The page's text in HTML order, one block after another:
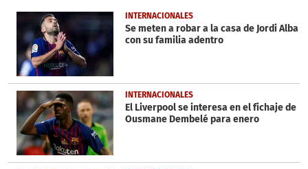
1
minute,
seconds
INTERNACIONALES
Se meten a robar a la casa de Jordi Alba
con su familia adentro
INTERNACIONALES
El Liverpool se interesa en el fichaje de
Ousmane Dembelé para enero